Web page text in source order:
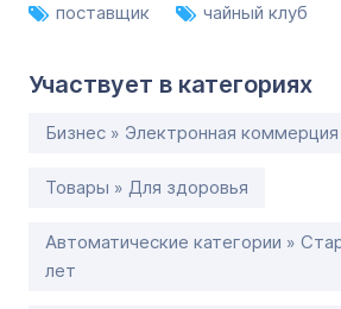
поставщик
чайный клуб
Участвует в категориях
Бизнес » Электронная коммерция
Товары » Для здоровья
Автоматические категории »
лет